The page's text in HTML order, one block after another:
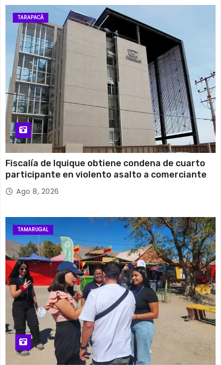
14 de agosto
Viernes 30°C 18°C
15 de agosto
Sábado 26°C 15°C
TARAPACÁ
Fiscalía de Iquique obtiene condena de cuarto
participante en violento asalto a comerciante
Ago 8, 2026
TAMARUGAL